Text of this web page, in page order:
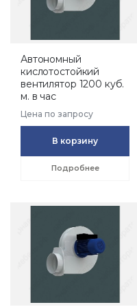
Автономный
кислотостойкий
вентилятор 1200 куб.
м. в час
Цена по запросу
В корзину
Подробнее